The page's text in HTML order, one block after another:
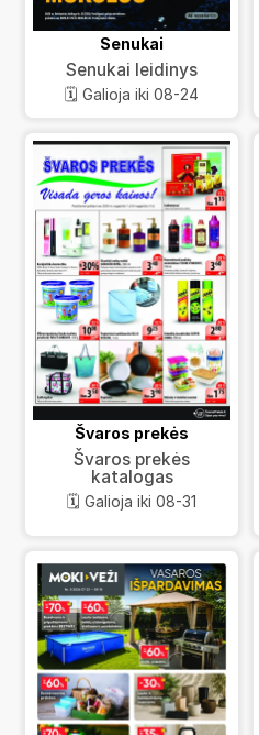
Senukai
Senukai leidinys
🗓️ Galioja iki 08-24
Švaros prekės
Švaros prekės
katalogas
🗓️ Galioja iki 08-31